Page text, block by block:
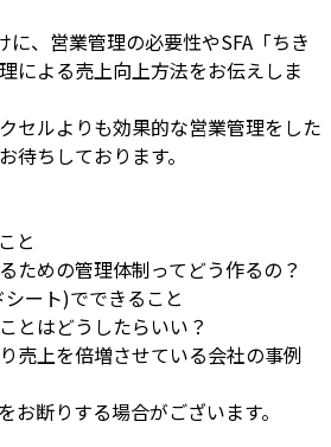
に、営業管理の必要性やSFA「ちき
による売上向上方法をお伝えしま
セルよりも効果的な営業管理をした
待ちしております。
と
ための管理体制ってどう作るの？
ート)でできること
とはどうしたらいい？
売上を倍増させている会社の事例
断りする場合がございます。